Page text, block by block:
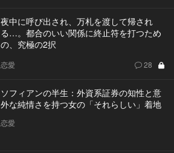
夜中に呼び出され、万札を渡して帰され
る…。都合のいい関係に終止符を打つため
の、究極の2択
恋愛 28
ソフィアンの半生：外資系証券の知性と意
外な純情さを持つ女の「それらしい」着地
恋愛